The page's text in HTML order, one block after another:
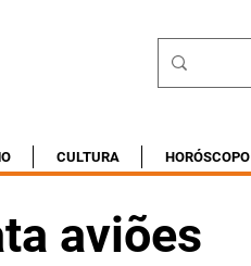
CULTURA HORÓSCOPO
aviões